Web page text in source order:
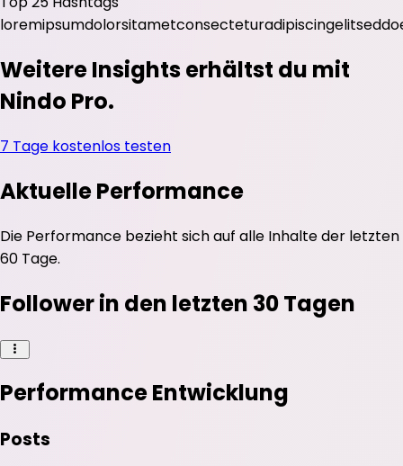
loremipsumdolorsitametconsecteturadipiscingelitseddo
Weitere Insights erhältst du mit
Nindo Pro.
7 Tage kostenlos testen
Aktuelle Performance
Die Performance bezieht sich auf alle Inhalte der letzten
60 Tage.
Follower in den letzten 30 Tagen
Performance Entwicklung
Posts